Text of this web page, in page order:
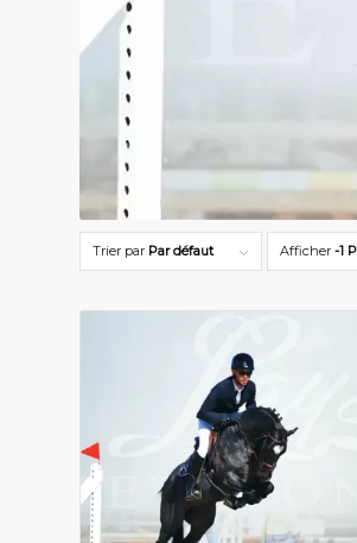
Trier par Par défaut Afficher -1